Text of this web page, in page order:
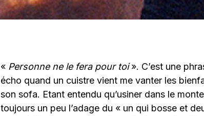
« Personne ne le fera pour toi». C’est une
écho quand un cuistre vient me vanter les
son sofa. Etant entendu qu’usiner dans le
toujours un peu l’adage du « un qui bosse et